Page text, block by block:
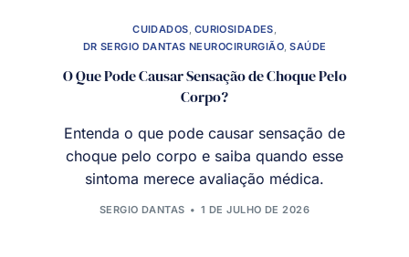
CUIDADOS, CURIOSIDADES,
DR SERGIO DANTAS NEUROCIRURGIÃO,SAÚDE
O Que Pode Causar Sensação de Choque Pelo
Corpo?
Entenda o que pode causar sensação de
choque pelo corpo e saiba quando esse
sintoma merece avaliação médica.
SERGIO DANTAS 1 DE JULHO DE 2026